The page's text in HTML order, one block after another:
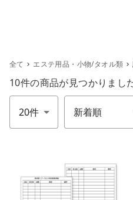
全て エステ用品・小物/タオル類
10件の商品が見つかりまし
件数 並び順